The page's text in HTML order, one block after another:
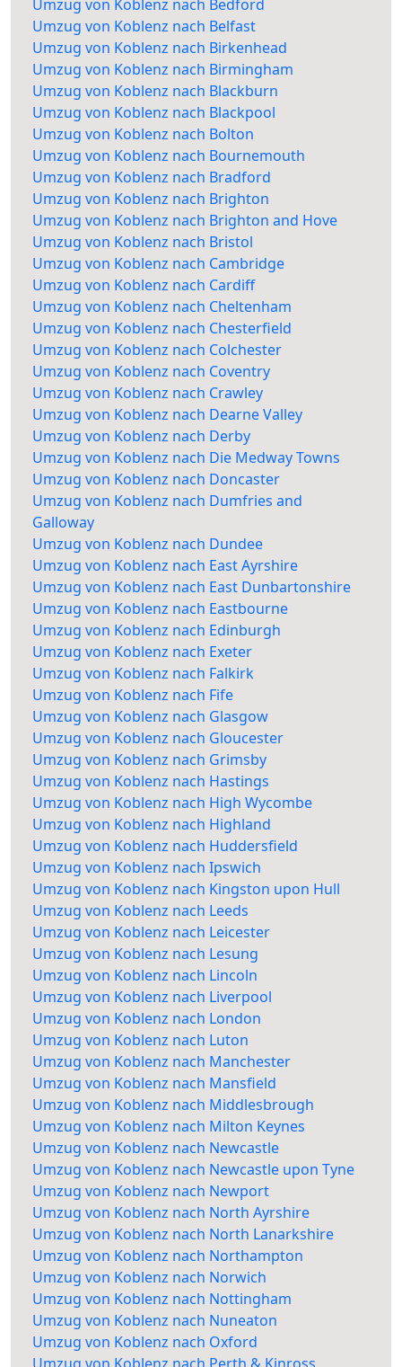
Umzug von Koblenz nach Bedford
Umzug von Koblenz nach Belfast
Umzug von Koblenz nach Birkenhead
Umzug von Koblenz nach Birmingham
Umzug von Koblenz nach Blackburn
Umzug von Koblenz nach Blackpool
Umzug von Koblenz nach Bolton
Umzug von Koblenz nach Bournemouth
Umzug von Koblenz nach Bradford
Umzug von Koblenz nach Brighton
Umzug von Koblenz nach Brighton and Hove
Umzug von Koblenz nach Bristol
Umzug von Koblenz nach Cambridge
Umzug von Koblenz nach Cardiff
Umzug von Koblenz nach Cheltenham
Umzug von Koblenz nach Chesterfield
Umzug von Koblenz nach Colchester
Umzug von Koblenz nach Coventry
Umzug von Koblenz nach Crawley
Umzug von Koblenz nach Dearne Valley
Umzug von Koblenz nach Derby
Umzug von Koblenz nach Die Medway Towns
Umzug von Koblenz nach Doncaster
Umzug von Koblenz nach Dumfries and
Galloway
Umzug von Koblenz nach Dundee
Umzug von Koblenz nach East Ayrshire
Umzug von Koblenz nach East Dunbartonshire
Umzug von Koblenz nach Eastbourne
Umzug von Koblenz nach Edinburgh
Umzug von Koblenz nach Exeter
Umzug von Koblenz nach Falkirk
Umzug von Koblenz nach Fife
Umzug von Koblenz nach Glasgow
Umzug von Koblenz nach Gloucester
Umzug von Koblenz nach Grimsby
Umzug von Koblenz nach Hastings
Umzug von Koblenz nach High Wycombe
Umzug von Koblenz nach Highland
Umzug von Koblenz nach Huddersfield
Umzug von Koblenz nach Ipswich
Umzug von Koblenz nach Kingston upon Hull
Umzug von Koblenz nach Leeds
Umzug von Koblenz nach Leicester
Umzug von Koblenz nach Lesung
Umzug von Koblenz nach Lincoln
Umzug von Koblenz nach Liverpool
Umzug von Koblenz nach London
Umzug von Koblenz nach Luton
Umzug von Koblenz nach Manchester
Umzug von Koblenz nach Mansfield
Umzug von Koblenz nach Middlesbrough
Umzug von Koblenz nach Milton Keynes
Umzug von Koblenz nach Newcastle
Umzug von Koblenz nach Newcastle upon Tyne
Umzug von Koblenz nach Newport
Umzug von Koblenz nach North Ayrshire
Umzug von Koblenz nach North Lanarkshire
Umzug von Koblenz nach Northampton
Umzug von Koblenz nach Norwich
Umzug von Koblenz nach Nottingham
Umzug von Koblenz nach Nuneaton
Umzug von Koblenz nach Oxford